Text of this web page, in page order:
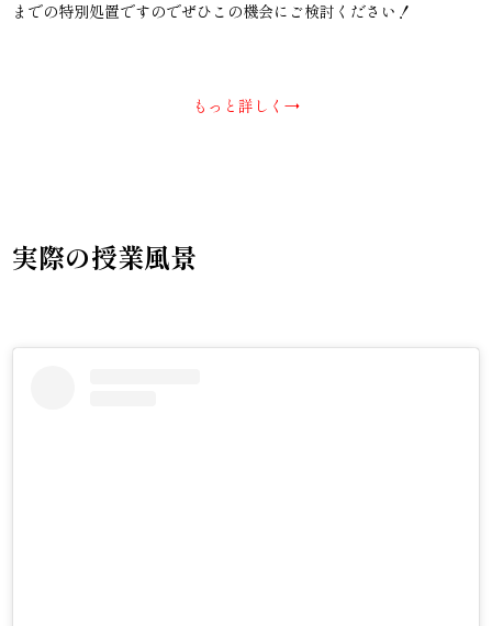
までの特別処置ですのでぜひこの機会にご検討ください！
もっと詳しく→
実際の授業風景